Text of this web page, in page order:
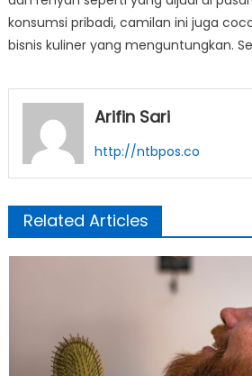
konsumsi pribadi, camilan ini juga
bisnis kuliner yang menguntungkan.
Arifin Sari
http://ntbpos.co
Related Articles